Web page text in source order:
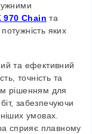
970 Chain та
яких
та ефективний
точність та
рішенням для
забезпечуючи
умовах.
сприяє плавному